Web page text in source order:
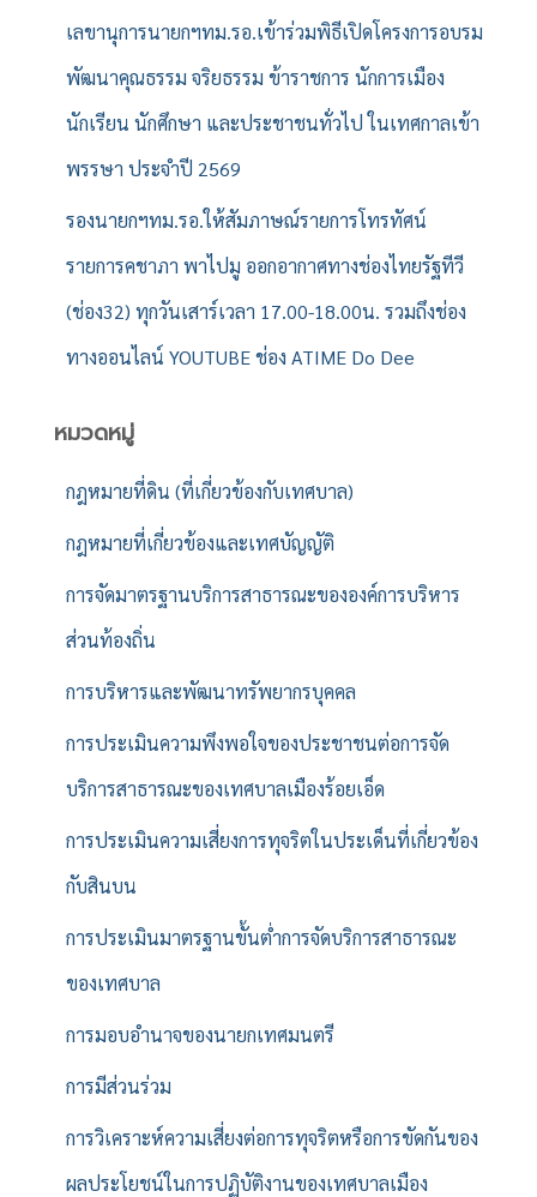
เลขานุการนายกฯทม.รอ.เข้าร่วมพิธีเปิดโครงการอบรม
พัฒนาคุณธรรม จริยธรรม ข้าราชการ นักการเมือง
นักเรียน นักศึกษา และประชาชนทั่วไป ในเทศกาลเข้า
พรรษา ประจำปี 2569
รองนายกฯทม.รอ.ให้สัมภาษณ์รายการโทรทัศน์
รายการคชาภา พาไปมู ออกอากาศทางช่องไทยรัฐทีวี
(ช่อง32) ทุกวันเสาร์เวลา 17.00-18.00น. รวมถึงช่อง
ทางออนไลน์ YOUTUBE ช่อง ATIME Do Dee
หมวดหมู่
กฎหมายที่ดิน (ที่เกี่ยวข้องกับเทศบาล)
กฎหมายที่เกี่ยวข้องและเทศบัญญัติ
การจัดมาตรฐานบริการสาธารณะขององค์การบริหาร
ส่วนท้องถิ่น
การบริหารและพัฒนาทรัพยากรบุคคล
การประเมินความพึงพอใจของประชาชนต่อการจัด
บริการสาธารณะของเทศบาลเมืองร้อยเอ็ด
การประเมินความเสี่ยงการทุจริตในประเด็นที่เกี่ยวข้อง
กับสินบน
การประเมินมาตรฐานขั้นต่ำการจัดบริการสาธารณะ
ของเทศบาล
การมอบอำนาจของนายกเทศมนตรี
การมีส่วนร่วม
การวิเคราะห์ความเสี่ยงต่อการทุจริตหรือการขัดกันของ
ผลประโยชน์ในการปฏิบัติงานของเทศบาลเมือง